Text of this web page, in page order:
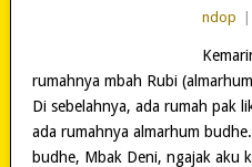
ndop
rumahnya mbah Rubi
Di sebelahnya, ada rumah pak
ada rumahnya almarhum
budhe, Mbak Deni, ngajak aku